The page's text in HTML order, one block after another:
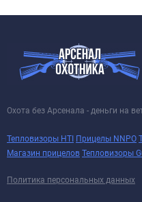
Охота без Арсенала - деньги на
Тепловизоры HTI Прицелы NNPO
Магазин прицелов Тепловизоры
Политика персональных данных